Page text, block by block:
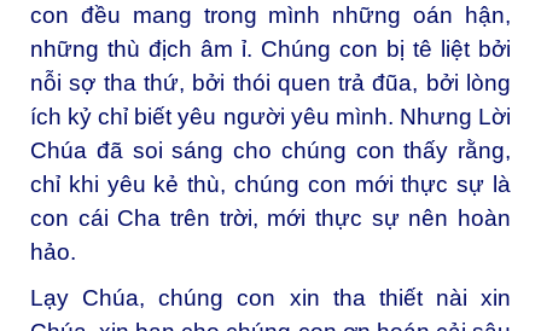
con đều mang trong mình những oán hận,
những thù địch âm ỉ. Chúng con bị tê liệt bởi
nỗi sợ tha thứ, bởi thói quen trả đũa, bởi lòng
ích kỷ chỉ biết yêu người yêu mình. Nhưng Lời
Chúa đã soi sáng cho chúng con thấy rằng,
chỉ khi yêu kẻ thù, chúng con mới thực sự là
con cái Cha trên trời, mới thực sự nên hoàn
hảo.
Lạy Chúa, chúng con xin tha thiết nài xin